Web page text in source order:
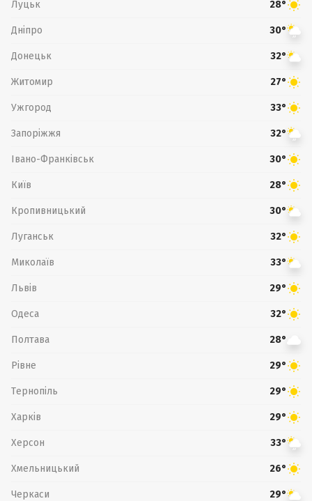
Луцьк 28°
Дніпро 30°
Донецьк 32°
Житомир 27°
Ужгород 33°
Запоріжжя 32°
Івано-Франківськ 30°
Київ 28°
Кропивницький 30°
Луганськ 32°
Миколаїв 33°
Львів 29°
Одеса 32°
Полтава 28°
Рівне 29°
Тернопіль 29°
Харків 29°
Херсон 33°
Хмельницький 26°
Черкаси 29°